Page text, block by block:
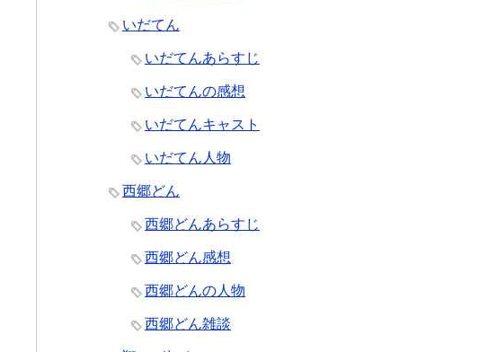
いだてん
いだてんあらすじ
いだてんの感想
いだてんキャスト
いだてん人物
西郷どん
西郷どんあらすじ
西郷どん感想
西郷どんの人物
西郷どん雑談